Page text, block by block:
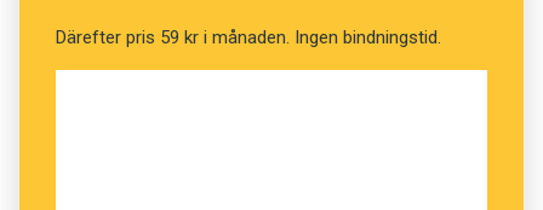
Senapskål
Därefter pris 59 kr i månaden. Ingen bindningstid.